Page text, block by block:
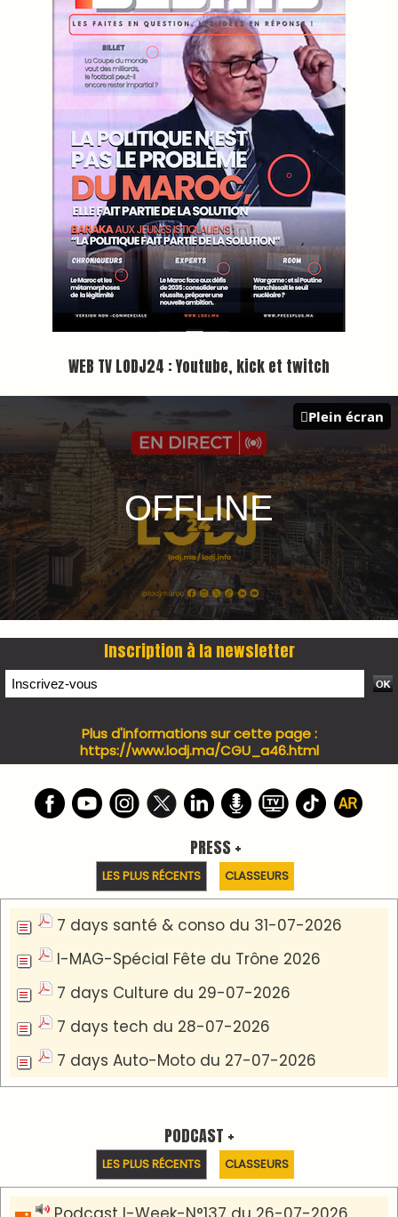
Plein écran
Inscription à la newsletter
Plus d'informations sur cette page :
PRESS +
LES PLUS RÉCENTS CLASSEURS
7 days santé & conso du 31-07-2026
I-MAG-Spécial Fête du Trône 2026
7 days Culture du 29-07-2026
7 days Auto-Moto du 27-07-2026
PODCAST +
LES PLUS RÉCENTS CLASSEURS
Podcast I-Week-N°137 du 26-07-2026
Podcast Eco-Business du 20-07-2026
Podcast IA-MAG-07 du 22-07-2026
Podcast I-Week N°136-19-07-2026
Podcast I-débats N31 du 18-07-2026
Communiqué de presse
Marrakech : le Musée Yves Saint Laurent fait du
mois d'août un rendez-vous incontournable